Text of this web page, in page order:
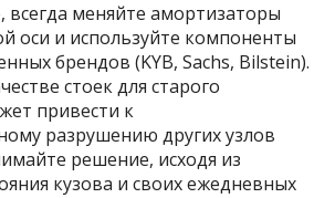
всегда меняйте амортизаторы
оси и используйте компоненты
брендов (KYB, Sachs, Bilstein).
стоек для старого
привести к
разрушению других узлов
решение, исходя из
кузова и своих ежедневных